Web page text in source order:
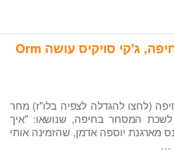
חדשות מיתוג אישי: הרצאה בחיפה, ג'קי סויקיס עושה Orm
(לחצו להגדלה לצפיה בלו"ז) מחר
המסחר בחיפה, שנושאו: "איך
מארגנת יוספה אדמן, שהזמינה אותי
…